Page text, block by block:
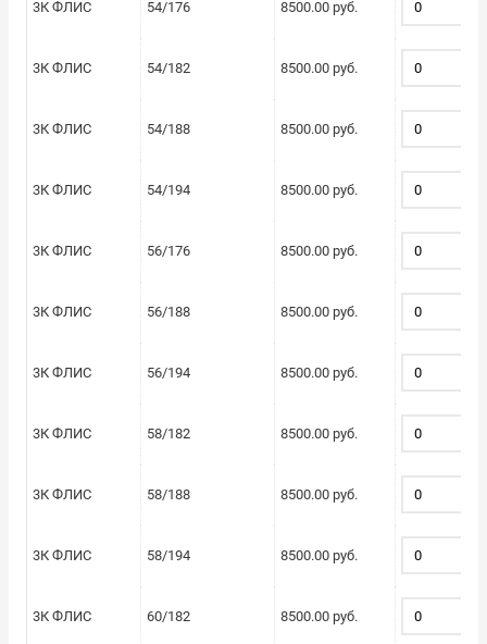
3К ФЛИС 54/176 8500.00 руб.
3К ФЛИС 54/182 8500.00 руб.
3К ФЛИС 54/188 8500.00 руб.
3К ФЛИС 54/194 8500.00 руб.
3К ФЛИС 56/176 8500.00 руб.
3К ФЛИС 56/188 8500.00 руб.
3К ФЛИС 56/194 8500.00 руб.
3К ФЛИС 58/182 8500.00 руб.
3К ФЛИС 58/188 8500.00 руб.
3К ФЛИС 58/194 8500.00 руб.
3К ФЛИС 60/182 8500.00 руб.